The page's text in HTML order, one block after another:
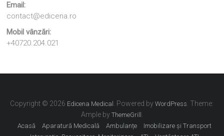
Email:
contact@edicena.ro
Mobil vânzări:
+40720.204.021
Copyright © 2026 Edicena Medical . Powered byWordPress . Theme:
Ample by ThemeGrill
Acasă Aparatură Medicală Ambulanțe
Imobilizare și Transport